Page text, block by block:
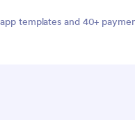
templates and 40+